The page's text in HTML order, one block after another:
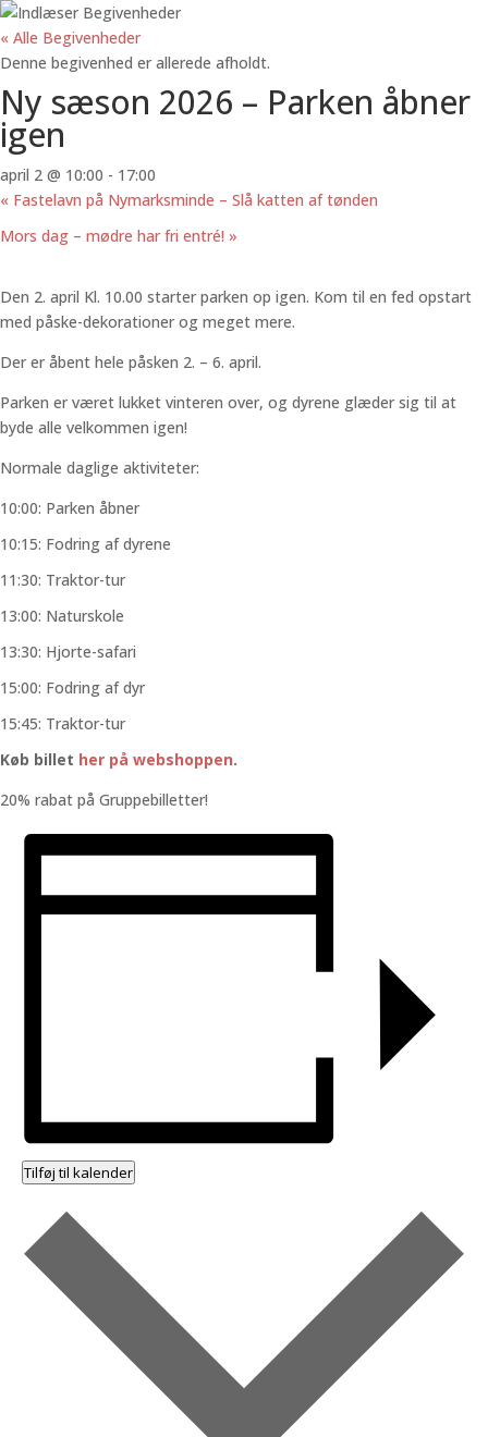
« Alle Begivenheder
Denne begivenhed er allerede afholdt.
Ny sæson 2026 – Parken åbner
igen
april 2 @ 10:00 - 17:00
« Fastelavn på Nymarksminde – Slå katten af tønden
Mors dag – mødre har fri entré! »
Den 2. april Kl. 10.00 starter parken op igen. Kom til en fed opstart
med påske-dekorationer og meget mere.
Der er åbent hele påsken 2. – 6. april.
Parken er været lukket vinteren over, og dyrene glæder sig til at
byde alle velkommen igen!
Normale daglige aktiviteter:
10:00: Parken åbner
10:15: Fodring af dyrene
11:30: Traktor-tur
13:00: Naturskole
13:30: Hjorte-safari
15:00: Fodring af dyr
15:45: Traktor-tur
Køb billet her på webshoppen.
20% rabat på Gruppebilletter!
Tilføj til kalender